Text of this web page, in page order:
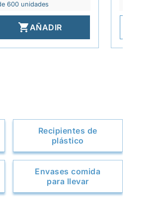
600 unidades
AÑADIR
Recipientes de
plástico
Envases comida
para llevar